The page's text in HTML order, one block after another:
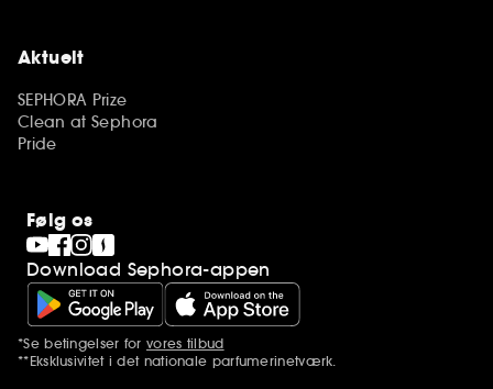
Aktuelt
SEPHORA Prize
Clean at Sephora
Pride
Følg os
Download Sephora-appen
Yderligere bemærkninger
*Se betingelser for vores tilbud
**Eksklusivitet i det nationale parfumerinetværk.